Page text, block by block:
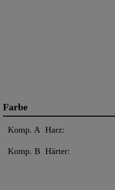
Farbe
Komp. A Harz:
Komp. B Härter: